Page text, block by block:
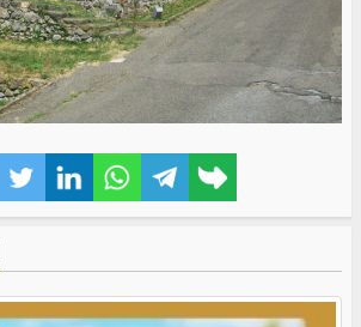
FacebookTwitterLinkedInWhatsAppTelegram
link